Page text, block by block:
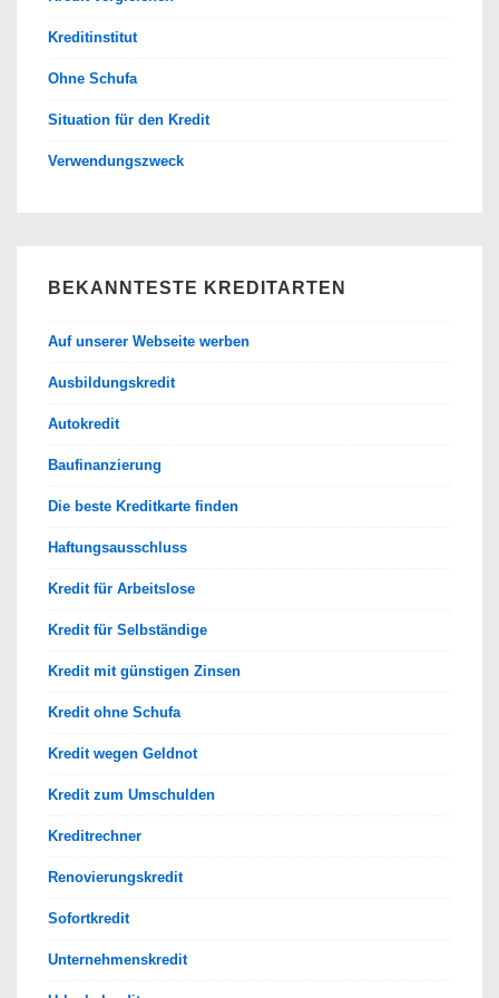
Kreditinstitut
Ohne Schufa
Situation für den Kredit
Verwendungszweck
BEKANNTESTE KREDITARTEN
Auf unserer Webseite werben
Ausbildungskredit
Autokredit
Baufinanzierung
Die beste Kreditkarte finden
Haftungsausschluss
Kredit für Arbeitslose
Kredit für Selbständige
Kredit mit günstigen Zinsen
Kredit ohne Schufa
Kredit wegen Geldnot
Kredit zum Umschulden
Kreditrechner
Renovierungskredit
Sofortkredit
Unternehmenskredit